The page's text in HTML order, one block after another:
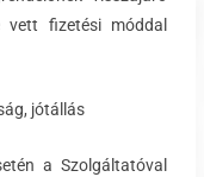
vett fizetési móddal
jótállás
a Szolgáltatóval